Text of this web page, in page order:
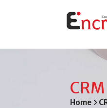
Home